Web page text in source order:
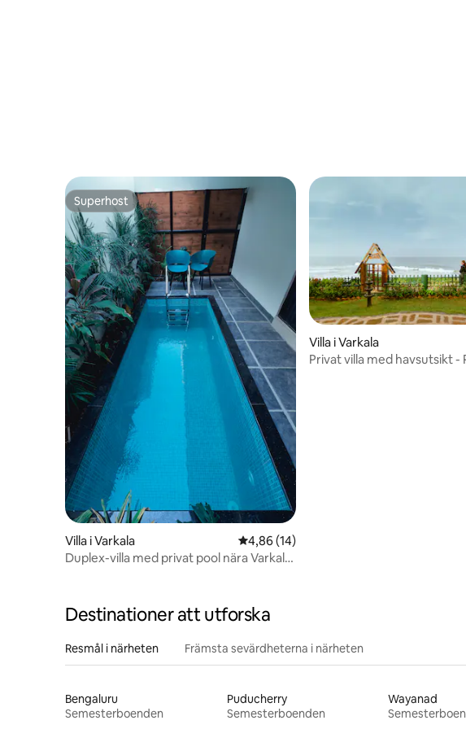
Superhost
Superhost
Villa i Varkala 4,86 av 5 i genomsnittligt betyg, 14
4,86 (14)
Duplex-villa med privat pool nära Varkala
Villa i Varkala
Privat villa med havsutsikt -
Destinationer att utforska
Resmål i närheten Främsta sevärdheterna i närheten
Bengaluru
Semesterboenden
Puducherry
Semesterboenden
Wayanad